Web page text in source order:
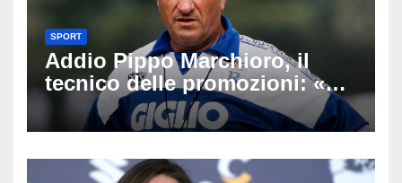
SPORT
Addio Pippo Marchioro, il
tecnico delle promozioni: «Ha
scritto pagine indimenticabili
del nostro calcio»